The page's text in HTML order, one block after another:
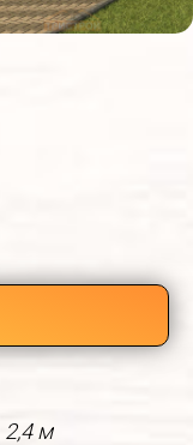
2,4 м